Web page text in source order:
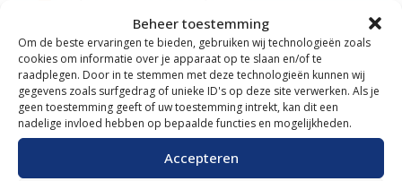
Beheer toestemming
Om de beste ervaringen te bieden, gebruiken wij technologieën zoals
cookies om informatie over je apparaat op te slaan en/of te
raadplegen. Door in te stemmen met deze technologieën kunnen wij
gegevens zoals surfgedrag of unieke ID's op deze site verwerken. Als je
geen toestemming geeft of uw toestemming intrekt, kan dit een
nadelige invloed hebben op bepaalde functies en mogelijkheden.
Accepteren
Diverse aanbouwwerktuigen
Grote voorraad minitrekkers
Grootste in kleine tractoren